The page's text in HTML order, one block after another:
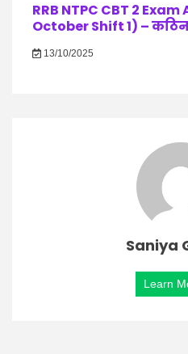
RRB NTPC CBT 2
October Shift 1) –
13/10/2025
Saniya
Learn